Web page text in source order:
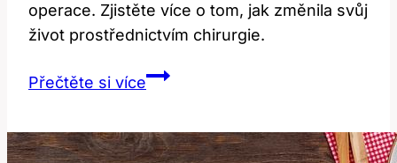
operace. Zjistěte více o tom, jak změnila svůj
život prostřednictvím chirurgie.
Přečtěte si víceSabina
Exkluzivní